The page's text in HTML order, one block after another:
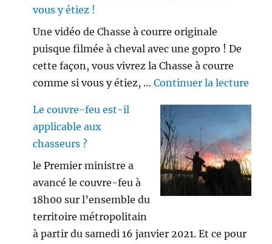
vous y étiez !
Une vidéo de Chasse à courre originale
puisque filmée à cheval avec une gopro ! De
cette façon, vous vivrez la Chasse à courre
comme si vous y étiez, …Continuer la lecture
Le couvre-feu est-il
applicable aux
chasseurs ?
le Premier ministre a
avancé le couvre-feu à
18h00 sur l’ensemble du
territoire métropolitain
à partir du samedi 16 janvier 2021. Et ce pour